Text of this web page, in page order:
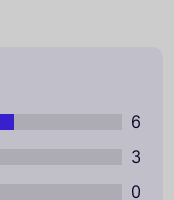
6
3
0